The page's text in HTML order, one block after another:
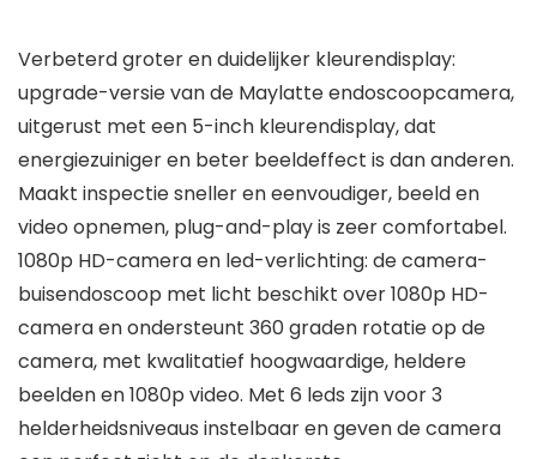
Verbeterd groter en duidelijker kleurendisplay:
upgrade-versie van de Maylatte endoscoopcamera,
uitgerust met een 5-inch kleurendisplay, dat
energiezuiniger en beter beeldeffect is dan anderen.
Maakt inspectie sneller en eenvoudiger, beeld en
video opnemen, plug-and-play is zeer comfortabel.
1080p HD-camera en led-verlichting: de camera-
buisendoscoop met licht beschikt over 1080p HD-
camera en ondersteunt 360 graden rotatie op de
camera, met kwalitatief hoogwaardige, heldere
beelden en 1080p video. Met 6 leds zijn voor 3
helderheidsniveaus instelbaar en geven de camera